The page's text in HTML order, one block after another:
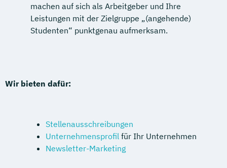
machen auf sich als Arbeitgeber und Ihre
Leistungen mit der Zielgruppe „(angehende)
Studenten“ punktgenau aufmerksam.
Wir bieten dafür:
Stellenausschreibungen
Unternehmensprofil für Ihr Unternehmen
Newsletter-Marketing